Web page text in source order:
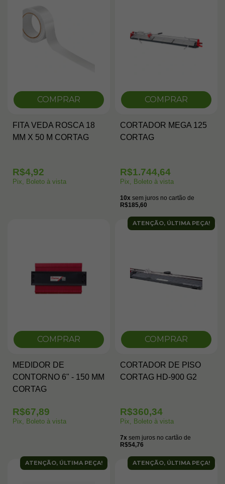
COMPRAR
FITA VEDA ROSCA 18
MM X 50 M CORTAG
R$4,92
Pix, Boleto à vista
COMPRAR
CORTADOR MEGA 125
CORTAG
R$1.744,64
Pix, Boleto à vista
10x sem juros no cartão de
R$185,60
COMPRAR
MEDIDOR DE
CONTORNO 6" - 150 MM
CORTAG
R$67,89
Pix, Boleto à vista
ATENÇÃO, ÚLTIMA PEÇA!
COMPRAR
CORTADOR DE PISO
CORTAG HD-900 G2
R$360,34
Pix, Boleto à vista
7x sem juros no cartão de
R$54,76
ATENÇÃO, ÚLTIMA PEÇA! ATENÇÃO, ÚLTIMA PEÇA!